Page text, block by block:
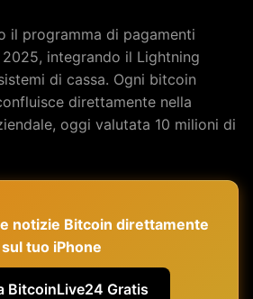
il programma di pagamenti
integrando il Lightning
di cassa. Ogni bitcoin
direttamente nella
oggi valutata 10 milioni di
notizie Bitcoin direttamente
sul tuo iPhone
BitcoinLive24 Gratis